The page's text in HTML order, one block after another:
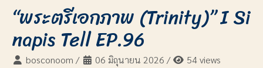
“พระตรีเอกภาพ (Trinity)” I Si
napis Tell EP.96
bosconoom / 06 มิถุนายน 2026 /
54 views